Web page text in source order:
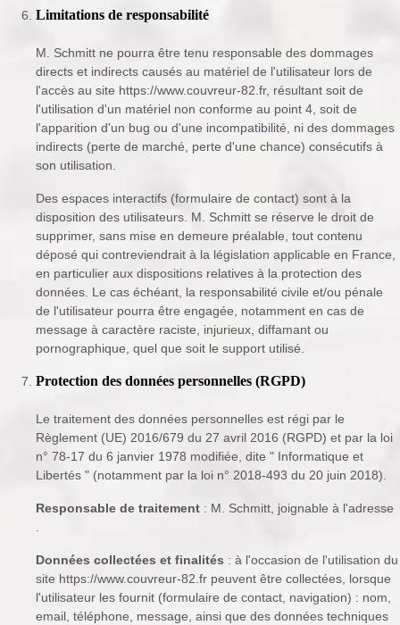
Limitations de responsabilité
M. Schmitt ne pourra être tenu responsable des dommages
directs et indirects causés au matériel de l'utilisateur lors de
l'accès au site https://www.couvreur-82.fr, résultant soit de
l'utilisation d'un matériel non conforme au point 4, soit de
l'apparition d'un bug ou d'une incompatibilité, ni des dommages
indirects (perte de marché, perte d'une chance) consécutifs à
son utilisation.
Des espaces interactifs (formulaire de contact) sont à la
disposition des utilisateurs. M. Schmitt se réserve le droit de
supprimer, sans mise en demeure préalable, tout contenu
déposé qui contreviendrait à la législation applicable en France,
en particulier aux dispositions relatives à la protection des
données. Le cas échéant, la responsabilité civile et/ou pénale
de l'utilisateur pourra être engagée, notamment en cas de
message à caractère raciste, injurieux, diffamant ou
pornographique, quel que soit le support utilisé.
Protection des données personnelles (RGPD)
Le traitement des données personnelles est régi par le
Règlement (UE) 2016/679 du 27 avril 2016 (RGPD) et par la loi
n° 78-17 du 6 janvier 1978 modifiée, dite " Informatique et
Libertés " (notamment par la loi n° 2018-493 du 20 juin 2018).
Responsable de traitement : M. Schmitt, joignable à l'adresse
Données collectées et finalités : à l'occasion de l'utilisation du
site https://www.couvreur-82.fr peuvent être collectées, lorsque
l'utilisateur les fournit (formulaire de contact, navigation) : nom,
email, téléphone, message, ainsi que des données techniques